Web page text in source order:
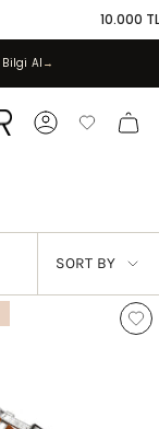
10.000 TL VE
Al→
Account
SORT
BY
SORT BY